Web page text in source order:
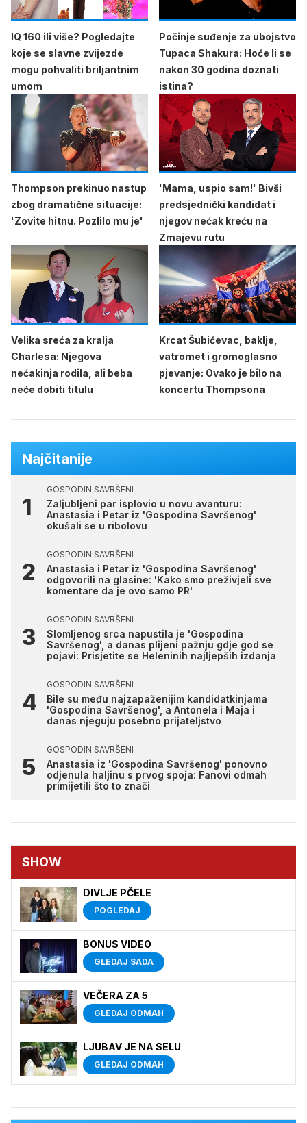
IQ 160 ili više? Pogledajte
koje se slavne zvijezde
mogu pohvaliti briljantnim
umom
Počinje suđenje za ubojstvo
Tupaca Shakura: Hoće li se
nakon 30 godina doznati
istina?
Thompson prekinuo nastup
zbog dramatične situacije:
'Zovite hitnu. Pozlilo mu je'
'Mama, uspio sam!' Bivši
predsjednički kandidat i
njegov nećak kreću na
Zmajevu rutu
Velika sreća za kralja
Charlesa: Njegova
nećakinja rodila, ali beba
neće dobiti titulu
Krcat Šubićevac, baklje,
vatromet i gromoglasno
pjevanje: Ovako je bilo na
koncertu Thompsona
Najčitanije
GOSPODIN SAVRŠENI
Zaljubljeni par isplovio u novu avanturu:
Anastasia i Petar iz 'Gospodina Savršenog'
okušali se u ribolovu
GOSPODIN SAVRŠENI
Anastasia i Petar iz 'Gospodina Savršenog'
odgovorili na glasine: 'Kako smo preživjeli sve
komentare da je ovo samo PR'
GOSPODIN SAVRŠENI
Slomljenog srca napustila je 'Gospodina
Savršenog', a danas plijeni pažnju gdje god se
pojavi: Prisjetite se Heleninih najljepših izdanja
GOSPODIN SAVRŠENI
Bile su među najzapaženijim kandidatkinjama
'Gospodina Savršenog', a Antonela i Maja i
danas njeguju posebno prijateljstvo
GOSPODIN SAVRŠENI
Anastasia iz 'Gospodina Savršenog' ponovno
odjenula haljinu s prvog spoja: Fanovi odmah
primijetili što to znači
SHOW
DIVLJE PČELE
POGLEDAJ
BONUS VIDEO
GLEDAJ SADA
VEČERA ZA 5
GLEDAJ ODMAH
LJUBAV JE NA SELU
GLEDAJ ODMAH